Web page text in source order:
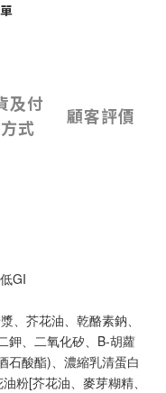
及付
式
顧客評價
GI
、芥花油、乾酪素鈉、
鉀、二氧化矽、B-胡蘿
石酸酯)、濃縮乳清蛋白
粉[芥花油、麥芽糊精、